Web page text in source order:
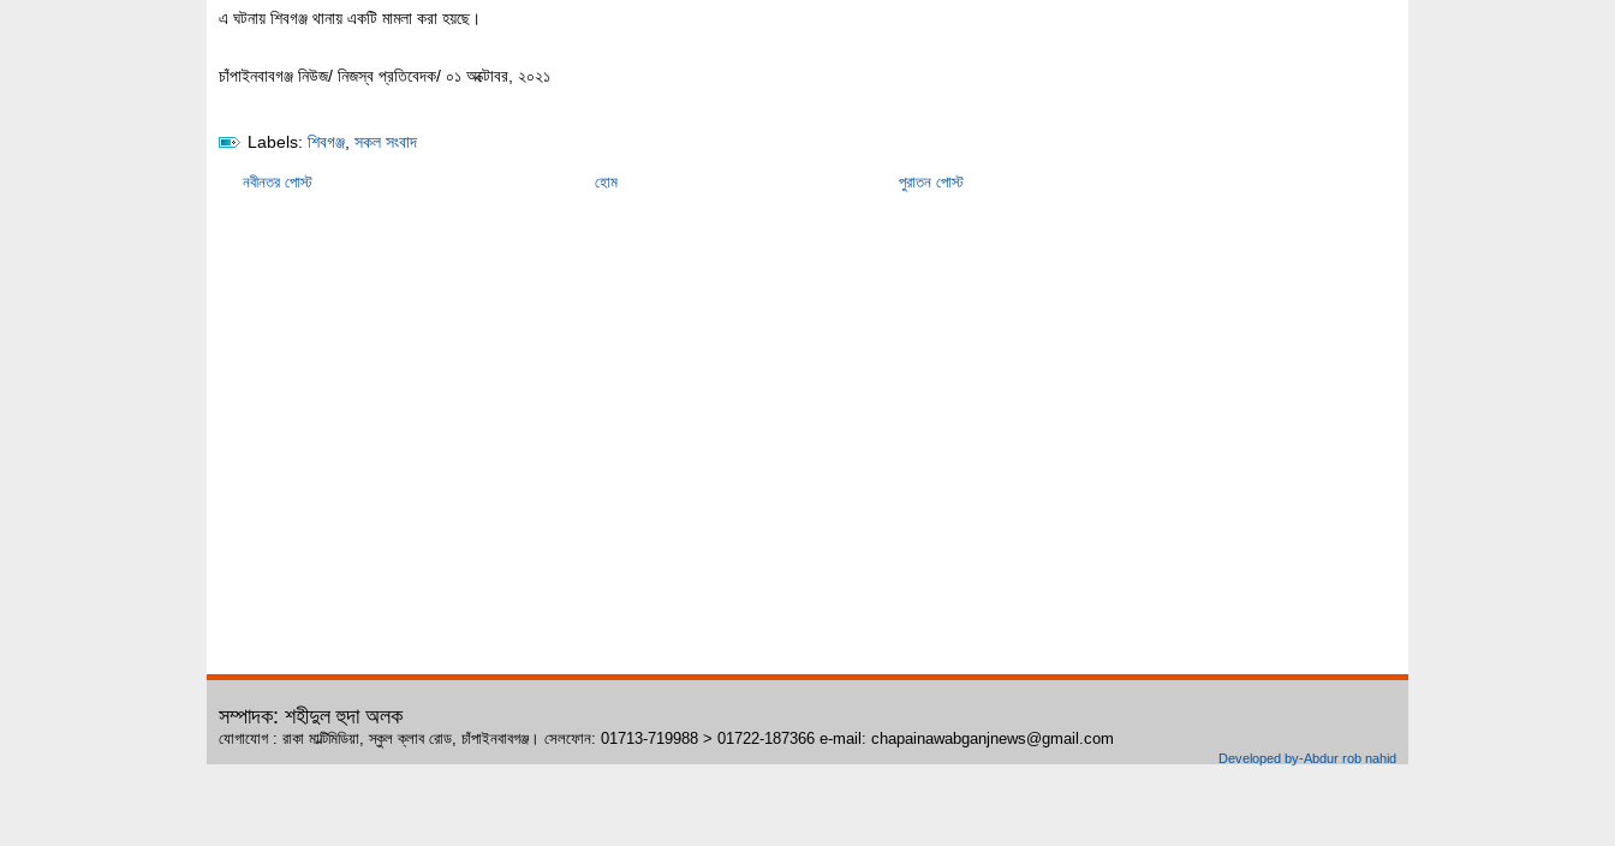
এ ঘটনায় শিবগঞ্জ থানায় একটি মামলা করা হয়ছে।
চাঁপাইনবাবগঞ্জ নিউজ/ নিজস্ব প্রতিবেদক/ ০১ অক্টোবর, ২০২১
Labels: শিবগঞ্জ সকল সংবাদ
নবীনতর পোস্ট পুরাতন পোস্ট
হোম
সম্পাদক: শহীদুল হুদা অলক
যোগাযোগ : রাকা মাল্টিমিডিয়া, স্কুল ক্লাব রোড, চাঁপাইনবাবগঞ্জ। সেলফোন: 01713-719988 > 01722-187366 e-mail: chapainawabganjnews@gmail.com
Developed by-Abdur rob nahid